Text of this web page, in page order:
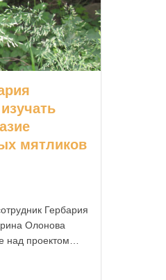
мятликов
Гербария
Олонова
над проектом…